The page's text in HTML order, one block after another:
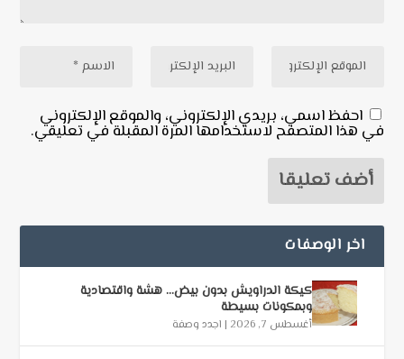
احفظ اسمي، بريدي الإلكتروني، والموقع الإلكتروني
في هذا المتصفح لاستخدامها المرة المقبلة في تعليقي.
اخر الوصفات
كيكة الدراويش بدون بيض… هشة واقتصادية
وبمكونات بسيطة
أغسطس 7, 2026 | اجدد وصفة